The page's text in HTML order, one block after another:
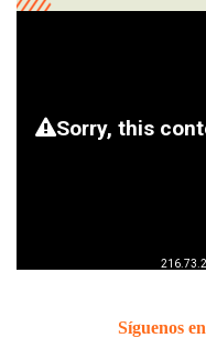
Síguenos en